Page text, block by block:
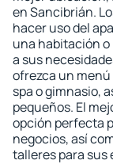
en Sancibrián.
hacer uso del
una habitación
a sus
ofrezca un
spa o gimnasio,
pequeños. El
opción perfecta
negocios, así
talleres para sus